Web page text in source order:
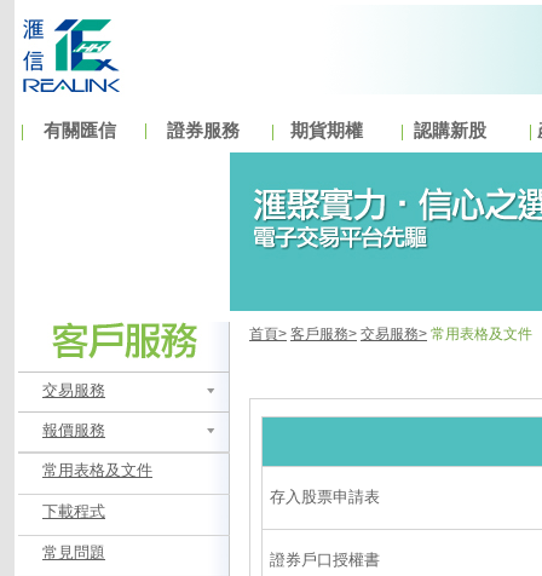
有關匯信 證券服務 期貨期權 認購新股
交易服務
報價服務
常用表格及文件
下載程式
常見問題
首頁> 客戶服務> 交易服務> 常用表格及文件
存入股票申請表
證券戶口授權書